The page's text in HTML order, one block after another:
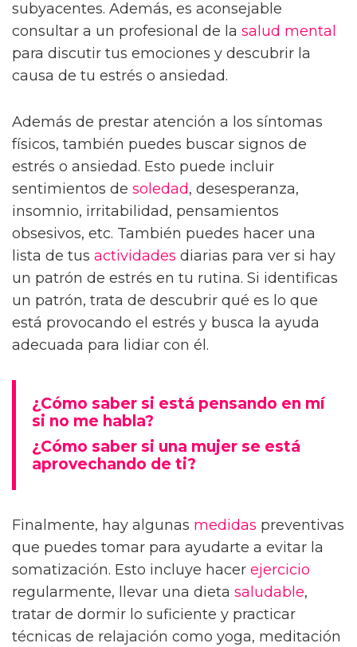
subyacentes. Además, es aconsejable
consultar a un profesional de la salud mental
para discutir tus emociones y descubrir la
causa de tu estrés o ansiedad.
Además de prestar atención a los síntomas
físicos, también puedes buscar signos de
estrés o ansiedad. Esto puede incluir
sentimientos de soledad, desesperanza,
insomnio, irritabilidad, pensamientos
obsesivos, etc. También puedes hacer una
lista de tus actividades diarias para ver si hay
un patrón de estrés en tu rutina. Si identificas
un patrón, trata de descubrir qué es lo que
está provocando el estrés y busca la ayuda
adecuada para lidiar con él.
¿Cómo saber si está pensando en mí
si no me habla?
¿Cómo saber si una mujer se está
aprovechando de ti?
Finalmente, hay algunas medidas preventivas
que puedes tomar para ayudarte a evitar la
somatización. Esto incluye hacer ejercicio
regularmente, llevar una dieta saludable,
tratar de dormir lo suficiente y practicar
técnicas de relajación como yoga, meditación